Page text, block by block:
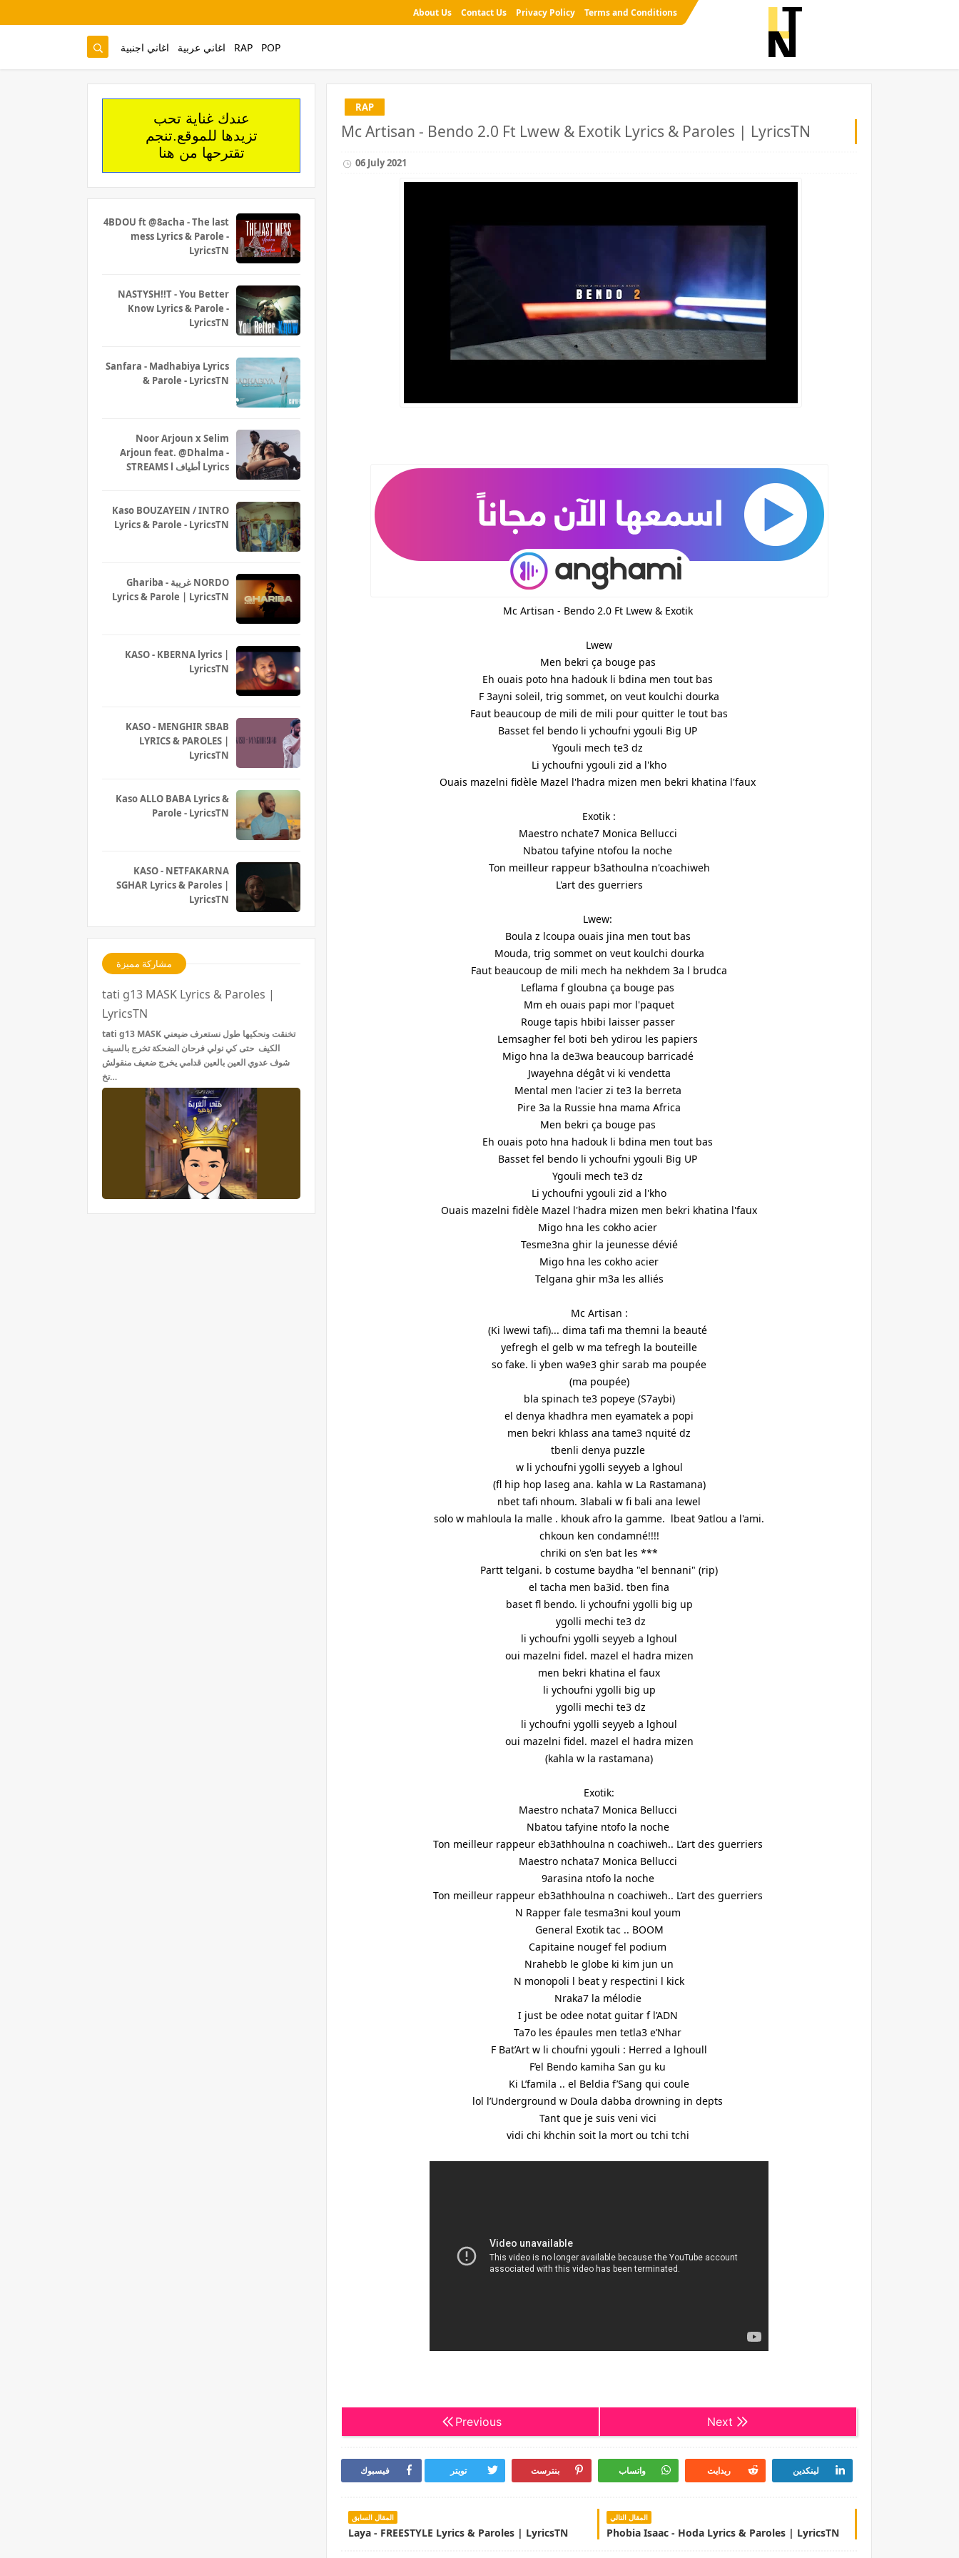
About Us Contact Us Privacy Policy Terms and Conditions
اغاني اجنبية اغاني عربية RAP POP
RAP
Mc Artisan - Bendo 2.0 Ft Lwew & Exotik Lyrics & Paroles | LyricsTN
06 July 2021
Mc Artisan - Bendo 2.0 Ft Lwew & Exotik
Lwew
Men bekri ça bouge pas
Eh ouais poto hna hadouk li bdina men tout bas
F 3ayni soleil, trig sommet, on veut koulchi dourka
Faut beaucoup de mili de mili pour quitter le tout bas
Basset fel bendo li ychoufni ygouli Big UP
Ygouli mech te3 dz
Li ychoufni ygouli zid a l'kho
Ouais mazelni fidèle Mazel l'hadra mizen men bekri khatina l'faux
Exotik :
Maestro nchate7 Monica Bellucci
Nbatou tafyine ntofou la noche
Ton meilleur rappeur b3athoulna n'coachiweh
L'art des guerriers
Lwew:
Boula z lcoupa ouais jina men tout bas
Mouda, trig sommet on veut koulchi dourka
Faut beaucoup de mili mech ha nekhdem 3a l brudca
Leflama f gloubna ça bouge pas
Mm eh ouais papi mor l'paquet
Rouge tapis hbibi laisser passer
Lemsagher fel boti beh ydirou les papiers
Migo hna la de3wa beaucoup barricadé
Jwayehna dégât vi ki vendetta
Mental men l'acier zi te3 la berreta
Pire 3a la Russie hna mama Africa
Men bekri ça bouge pas
Eh ouais poto hna hadouk li bdina men tout bas
Basset fel bendo li ychoufni ygouli Big UP
Ygouli mech te3 dz
Li ychoufni ygouli zid a l'kho
Ouais mazelni fidèle Mazel l'hadra mizen men bekri khatina l'faux
Migo hna les cokho acier
Tesme3na ghir la jeunesse dévié
Migo hna les cokho acier
Telgana ghir m3a les alliés
Mc Artisan :
(Ki lwewi tafi)... dima tafi ma themni la beauté
yefregh el gelb w ma tefregh la bouteille
so fake. li yben wa9e3 ghir sarab ma poupée
(ma poupée)
bla spinach te3 popeye (S7aybi)
el denya khadhra men eyamatek a popi
men bekri khlass ana tame3 nquité dz
tbenli denya puzzle
w li ychoufni ygolli seyyeb a lghoul
(fl hip hop laseg ana. kahla w La Rastamana)
nbet tafi nhoum. 3labali w fi bali ana lewel
solo w mahloula la malle . khouk afro la gamme. lbeat 9atlou a l'ami.
chkoun ken condamné!!!!
chriki on s'en bat les ***
Partt telgani. b costume baydha "el bennani" (rip)
el tacha men ba3id. tben fina
baset fl bendo. li ychoufni ygolli big up
ygolli mechi te3 dz
li ychoufni ygolli seyyeb a lghoul
oui mazelni fidel. mazel el hadra mizen
men bekri khatina el faux
li ychoufni ygolli big up
ygolli mechi te3 dz
li ychoufni ygolli seyyeb a lghoul
oui mazelni fidel. mazel el hadra mizen
(kahla w la rastamana)
Exotik:
Maestro nchata7 Monica Bellucci
Nbatou tafyine ntofo la noche
Ton meilleur rappeur eb3athhoulna n coachiweh.. L’art des guerriers
Maestro nchata7 Monica Bellucci
9arasina ntofo la noche
Ton meilleur rappeur eb3athhoulna n coachiweh.. L’art des guerriers
N Rapper fale tesma3ni koul youm
General Exotik tac .. BOOM
Capitaine nougef fel podium
Nrahebb le globe ki kim jun un
N monopoli l beat y respectini l kick
Nraka7 la mélodie
I just be odee notat guitar f l’ADN
Ta7o les épaules men tetla3 e’Nhar
F Bat’Art w li choufni ygouli : Herred a lghoull
F’el Bendo kamiha San gu ku
Ki L’famila .. el Beldia f’Sang qui coule
lol l’Underground w Doula dabba drowning in depts
Tant que je suis veni vici
vidi chi khchin soit la mort ou tchi tchi
Previous Next
فيسبوك تويتر بنترست واتساب ريدايت لينكدين
المقال التالي
Phobia Isaac - Hoda Lyrics & Paroles | LyricsTN
المقال السابق
Laya - FREESTYLE Lyrics & Paroles | LyricsTN
عندك غناية تحب
تزيدها للموقع.تنجم
تقترحها من هنا
4BDOU ft ‪@8acha‬ - The last
mess Lyrics & Parole -
LyricsTN
NASTYSH!!T - You Better
Know Lyrics & Parole -
LyricsTN
Sanfara - Madhabiya Lyrics
& Parole - LyricsTN
Noor Arjoun x Selim
Arjoun feat. @Dhalma -
STREAMS l أطياف Lyrics
Kaso BOUZAYEIN / INTRO
Lyrics & Parole - LyricsTN
Ghariba - غريبة NORDO
Lyrics & Parole | LyricsTN
KASO - KBERNA lyrics |
LyricsTN
KASO - MENGHIR SBAB
LYRICS & PAROLES |
LyricsTN
Kaso ALLO BABA Lyrics &
Parole - LyricsTN
KASO - NETFAKARNA
SGHAR Lyrics & Paroles |
LyricsTN
مشاركة مميزة
tati g13 MASK Lyrics & Paroles |
LyricsTN
tati g13 MASK تخنقت ونحكيها طول نستعرف ضيعني
الكيف حتى كي نولي فرحان الضحكة تخرج بالسيف
شوف عدوي العين بالعين قدامي يخرج ضعيف منقولش
تخ…